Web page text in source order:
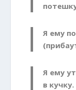
Я ему
Я ему
в